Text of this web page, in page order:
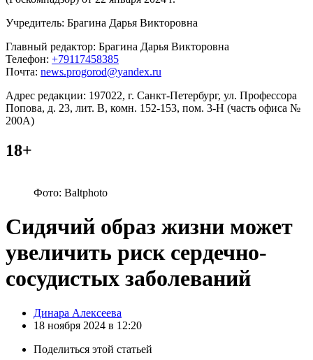
Учредитель: Брагина Дарья Викторовна
Главный редактор: Брагина Дарья Викторовна
Телефон: +79117458385
Почта: news.progorod@yandex.ru
Адрес редакции: 197022, г. Санкт-Петербург, ул. Профессора
Попова, д. 23, лит. В, комн. 152-153, пом. 3-Н (часть офиса №
200А)
18+
Фото: Baltphoto
Сидячий образ жизни может
увеличить риск сердечно-
сосудистых заболеваний
Posted
by
Динара Алексеева
18 ноября 2024 в 12:20
Поделиться этой статьей